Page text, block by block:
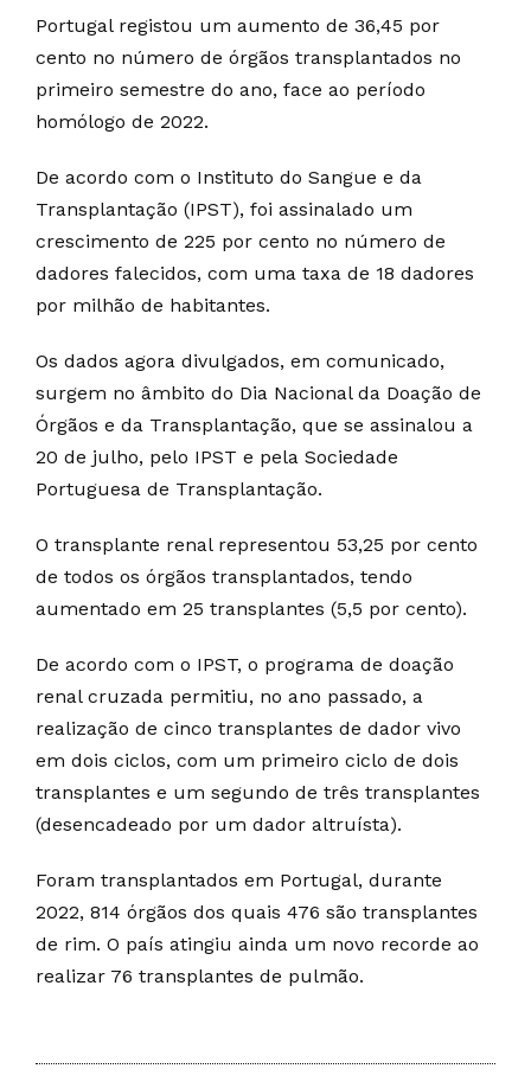
Portugal registou um aumento de 36,45 por
cento no número de órgãos transplantados no
primeiro semestre do ano, face ao período
homólogo de 2022.
De acordo com o Instituto do Sangue e da
Transplantação (IPST), foi assinalado um
crescimento de 225 por cento no número de
dadores falecidos, com uma taxa de 18 dadores
por milhão de habitantes.
Os dados agora divulgados, em comunicado,
surgem no âmbito do Dia Nacional da Doação de
Órgãos e da Transplantação, que se assinalou a
20 de julho, pelo IPST e pela Sociedade
Portuguesa de Transplantação.
O transplante renal representou 53,25 por cento
de todos os órgãos transplantados, tendo
aumentado em 25 transplantes (5,5 por cento).
De acordo com o IPST, o programa de doação
renal cruzada permitiu, no ano passado, a
realização de cinco transplantes de dador vivo
em dois ciclos, com um primeiro ciclo de dois
transplantes e um segundo de três transplantes
(desencadeado por um dador altruísta).
Foram transplantados em Portugal, durante
2022, 814 órgãos dos quais 476 são transplantes
de rim. O país atingiu ainda um novo recorde ao
realizar 76 transplantes de pulmão.